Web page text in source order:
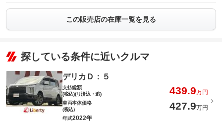
この販売店の在庫一覧を見る
探している条件に近いクルマ
デリカＤ：５
支払総額
(税込)(リ済込・追)
439.9万円
車両本体価格
(税込)
427.9万円
年式2022年